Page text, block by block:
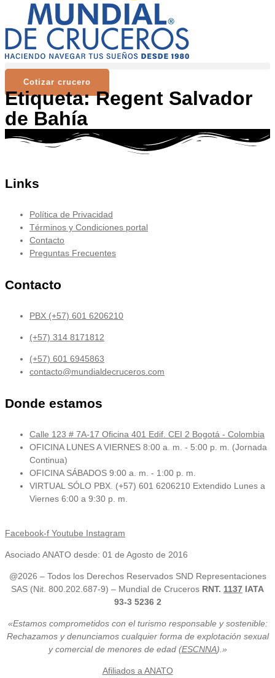
Cotizar crucero
Etiqueta:Regent Salvador
de Bahía
Links
Política de Privacidad
Términos y Condiciones portal
Contacto
Preguntas Frecuentes
Contacto
PBX (+57) 601 6206210
(+57) 314 8171812
(+57) 601 6945863
contacto@mundialdecruceros.com
Donde estamos
Calle 123 # 7A-17 Oficina 401 Edif. CEI 2 Bogotá - Colombia
OFICINA LUNES A VIERNES 8:00 a. m. - 5:00 p. m. (Jornada
Continua)
OFICINA SÁBADOS 9:00 a. m. - 1:00 p. m.
VIRTUAL SÓLO PBX. (+57) 601 6206210 Extendido Lunes a
Viernes 6:00 a 9:30 p. m.
Facebook-f Youtube Instagram
Asociado ANATO desde: 01 de Agosto de 2016
@2026 – Todos los Derechos Reservados SND Representaciones
SAS (Nit. 800.202.687-9) – Mundial de Cruceros RNT. 1137 IATA
93-3 5236 2
«Estamos comprometidos con el turismo responsable y sostenible:
Rechazamos y denunciamos cualquier forma de explotación sexual
y comercial de menores de edad (ESCNNA).»
Afiliados a ANATO